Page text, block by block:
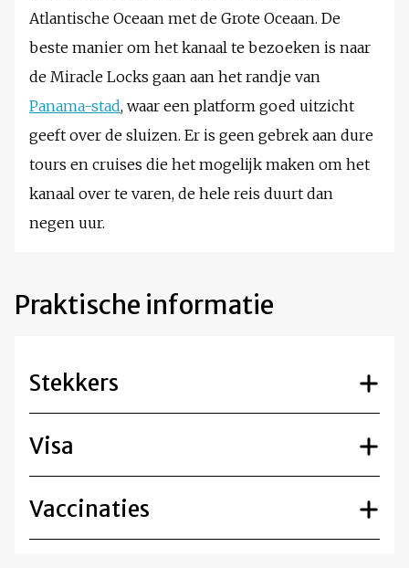
Atlantische Oceaan met de Grote Oceaan. De
beste manier om het kanaal te bezoeken is naar
de Miracle Locks gaan aan het randje van
Panama-stad, waar een platform goed uitzicht
geeft over de sluizen. Er is geen gebrek aan dure
tours en cruises die het mogelijk maken om het
kanaal over te varen, de hele reis duurt dan
negen uur.
Praktische informatie
Stekkers
Visa
Vaccinaties